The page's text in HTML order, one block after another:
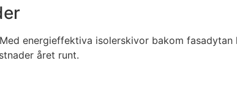
energieffektiva isolerskivor bakom fasadytan
året runt.